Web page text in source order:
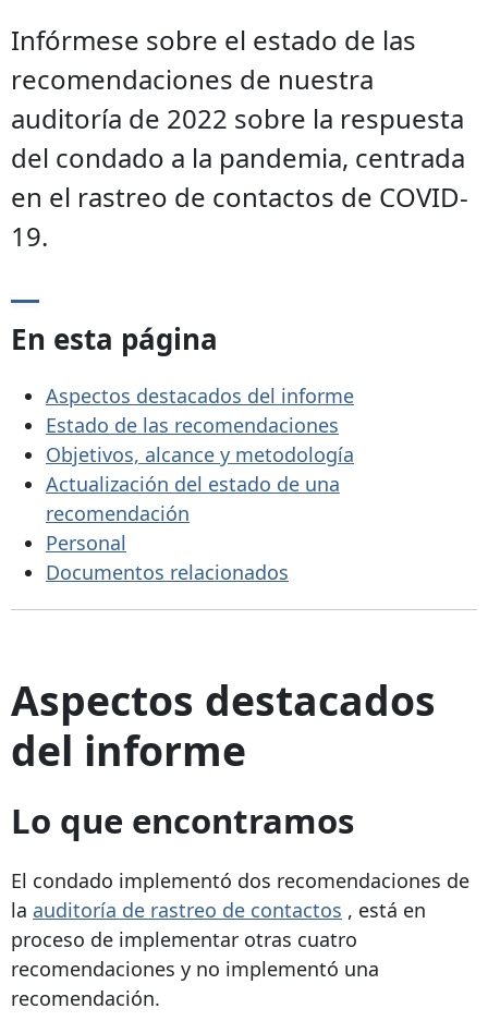
Infórmese sobre el estado de las
recomendaciones de nuestra
auditoría de 2022 sobre la respuesta
del condado a la pandemia, centrada
en el rastreo de contactos de COVID-
19.
En esta página
Aspectos destacados del informe
Estado de las recomendaciones
Objetivos, alcance y metodología
Actualización del estado de una
recomendación
Personal
Documentos relacionados
Aspectos destacados
del informe
Lo que encontramos
El condado implementó dos recomendaciones de
la auditoría de rastreo de contactos , está en
proceso de implementar otras cuatro
recomendaciones y no implementó una
recomendación.